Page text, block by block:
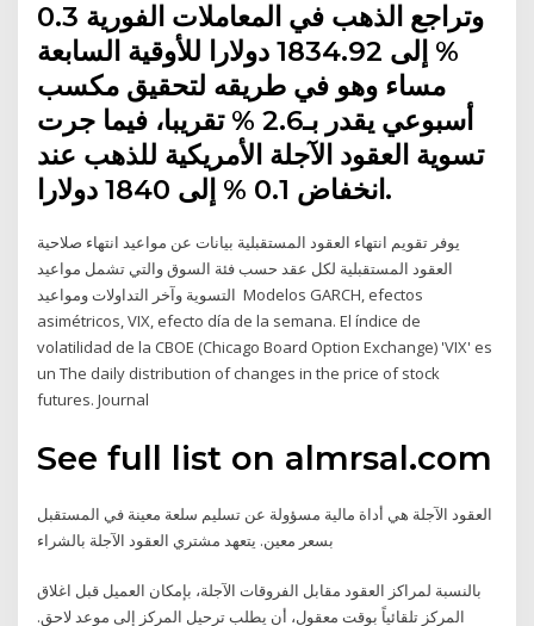
وتراجع الذهب في المعاملات الفورية 0.3
% إلى 1834.92 دولارا للأوقية السابعة
مساء وهو في طريقه لتحقيق مكسب
أسبوعي يقدر بـ2.6 % تقريبا، فيما جرت
تسوية العقود الآجلة الأمريكية للذهب عند
انخفاض 0.1 % إلى 1840 دولارا.
يوفر تقويم انتهاء العقود المستقبلية بيانات عن مواعيد انتهاء صلاحية
العقود المستقبلية لكل عقد حسب فئة السوق والتي تشمل مواعيد
التسوية وآخر التداولات ومواعيد Modelos GARCH, efectos
asimétricos, VIX, efecto día de la semana. El índice de
volatilidad de la CBOE (Chicago Board Option Exchange) 'VIX' es
un The daily distribution of changes in the price of stock
futures. Journal
See full list on almrsal.com
العقود الآجلة هي أداة مالية مسؤولة عن تسليم سلعة معينة في المستقبل
بسعر معين. يتعهد مشتري العقود الآجلة بالشراء
بالنسبة لمراكز العقود مقابل الفروقات الآجلة، بإمكان العميل قبل اغلاق
المركز تلقائياً بوقت معقول، أن يطلب ترحيل المركز إلى موعد لاحق.